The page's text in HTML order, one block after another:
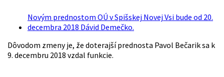
Novým prednostom OÚ v Spišskej Novej Vsi bude od 20.
decembra 2018 Dávid Demečko.
Dôvodom zmeny je, že doterajší prednosta Pavol Bečarik sa k
9. decembru 2018 vzdal funkcie.